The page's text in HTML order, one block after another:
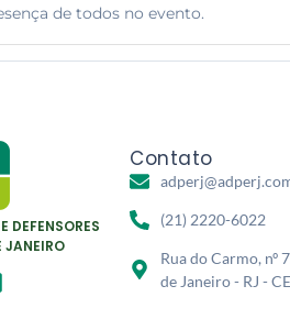
de todos no evento.
DEFENSORES
JANEIRO
Contato
(21) 2220-6022
Rua do Carmo, nº
de Janeiro - RJ -